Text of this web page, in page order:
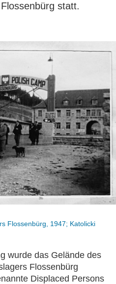
statt.
Flossenbürg, 1947; Katolicki
wurde das Gelände des
Flossenbürg
Displaced Persons